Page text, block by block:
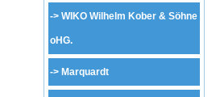
-> WIKO Wilhelm Kober & Söhne
oHG.
-> Marquardt